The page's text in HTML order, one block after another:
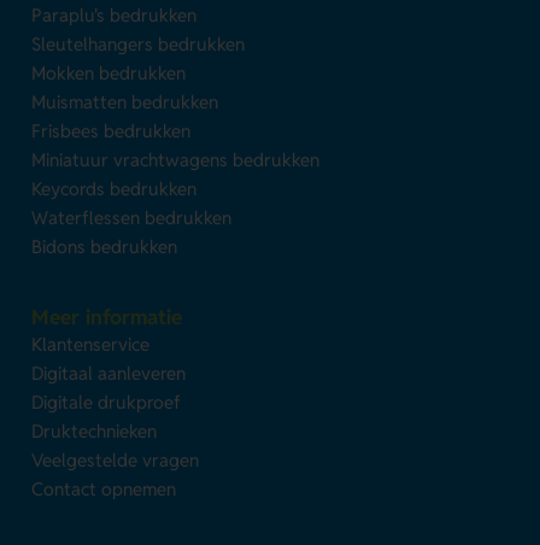
Paraplu's bedrukken
Sleutelhangers bedrukken
Mokken bedrukken
Muismatten bedrukken
Frisbees bedrukken
Miniatuur vrachtwagens bedrukken
Keycords bedrukken
Waterflessen bedrukken
Bidons bedrukken
Meer informatie
Klantenservice
Digitaal aanleveren
Digitale drukproef
Druktechnieken
Veelgestelde vragen
Contact opnemen